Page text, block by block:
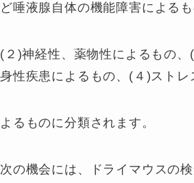
ど唾液腺自体の機能障害によるも
(２)神経性、薬物性によるもの
身性疾患によるもの、(４)ストレ
よるものに分類されます。
次の機会には、ドライマウスの